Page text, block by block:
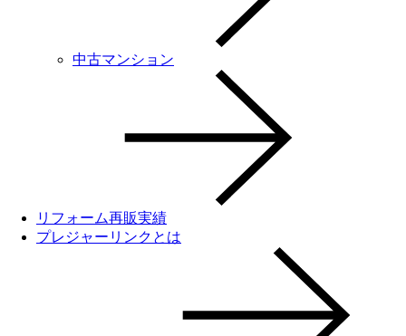
中古マンション
リフォーム再販実績
プレジャーリンクとは